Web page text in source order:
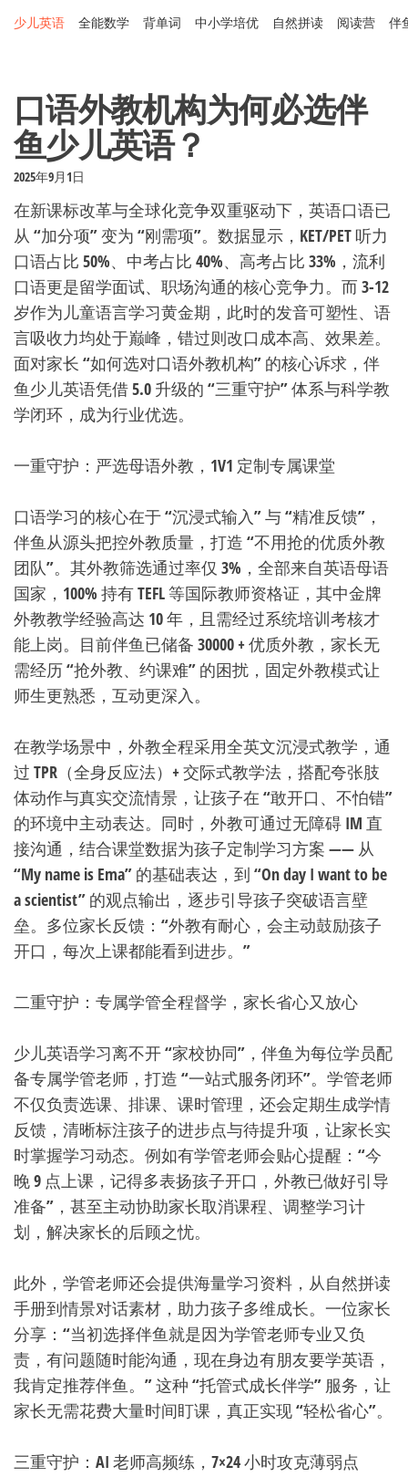
Skip
content
少儿英语 全能数学 背单词 中小学培优 自然拼读 阅读营 伴
口语外教机构为何必选伴
鱼少儿英语？
2025年9月1日
在新课标改革与全球化竞争双重驱动下，英语口语已
从 “加分项” 变为 “刚需项”。数据显示，KET/PET 听力
口语占比 50%、中考占比 40%、高考占比 33%，流利
口语更是留学面试、职场沟通的核心竞争力。而 3-12
岁作为儿童语言学习黄金期，此时的发音可塑性、语
言吸收力均处于巅峰，错过则改口成本高、效果差。
面对家长 “如何选对口语外教机构” 的核心诉求，伴
鱼少儿英语凭借 5.0 升级的 “三重守护” 体系与科学教
学闭环，成为行业优选。
一重守护：严选母语外教，1V1 定制专属课堂
口语学习的核心在于 “沉浸式输入” 与 “精准反馈”，
伴鱼从源头把控外教质量，打造 “不用抢的优质外教
团队”。其外教筛选通过率仅 3%，全部来自英语母语
国家，100% 持有 TEFL 等国际教师资格证，其中金牌
外教教学经验高达 10 年，且需经过系统培训考核才
能上岗。目前伴鱼已储备 30000 + 优质外教，家长无
需经历 “抢外教、约课难” 的困扰，固定外教模式让
师生更熟悉，互动更深入。
在教学场景中，外教全程采用全英文沉浸式教学，通
过 TPR（全身反应法）+ 交际式教学法，搭配夸张肢
体动作与真实交流情景，让孩子在 “敢开口、不怕错”
的环境中主动表达。同时，外教可通过无障碍 IM 直
接沟通，结合课堂数据为孩子定制学习方案 —— 从
“My name is Ema” 的基础表达，到 “On day I want to be
a scientist” 的观点输出，逐步引导孩子突破语言壁
垒。多位家长反馈：“外教有耐心，会主动鼓励孩子
开口，每次上课都能看到进步。”
二重守护：专属学管全程督学，家长省心又放心
少儿英语学习离不开 “家校协同”，伴鱼为每位学员配
备专属学管老师，打造 “一站式服务闭环”。学管老师
不仅负责选课、排课、课时管理，还会定期生成学情
反馈，清晰标注孩子的进步点与待提升项，让家长实
时掌握学习动态。例如有学管老师会贴心提醒：“今
晚 9 点上课，记得多表扬孩子开口，外教已做好引导
准备”，甚至主动协助家长取消课程、调整学习计
划，解决家长的后顾之忧。
此外，学管老师还会提供海量学习资料，从自然拼读
手册到情景对话素材，助力孩子多维成长。一位家长
分享：“当初选择伴鱼就是因为学管老师专业又负
责，有问题随时能沟通，现在身边有朋友要学英语，
我肯定推荐伴鱼。” 这种 “托管式成长伴学” 服务，让
家长无需花费大量时间盯课，真正实现 “轻松省心”。
三重守护：AI 老师高频练，7×24 小时攻克薄弱点